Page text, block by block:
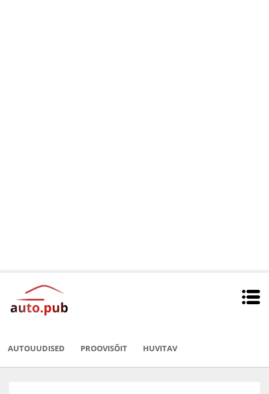
AUTOUUDISED PROOVISÕIT HUVITAV